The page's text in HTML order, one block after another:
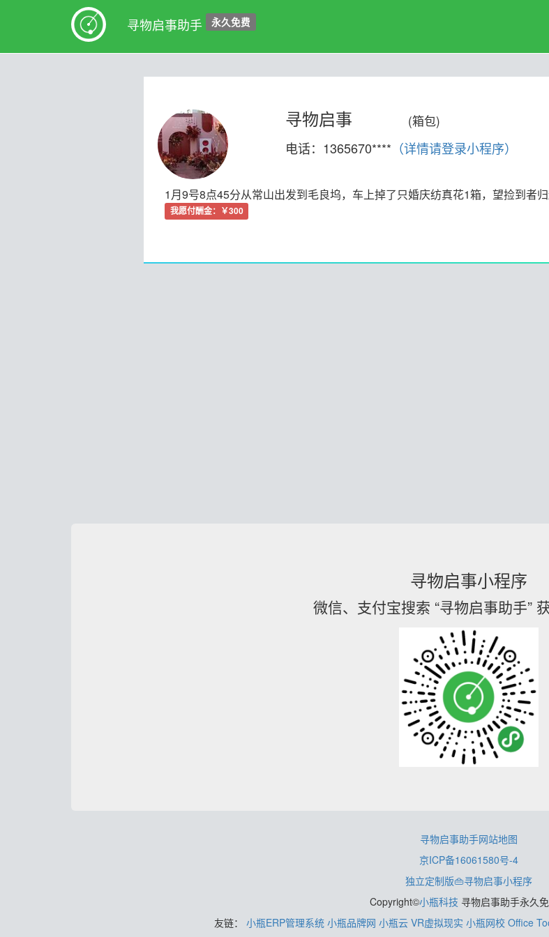
寻物启事助手 永久免费
寻物启事 (箱包)
电话：1365670**** （详情请登录小程序）
1月9号8点45分从常山出发到毛良坞，车上掉了只婚庆纺真花1箱，望捡到者
我愿付酬金：￥300
寻物启事小程序
微信、支付宝搜索 “寻物启事助手”
寻物启事助手网站地图
京ICP备16061580号-4
独立定制版👜寻物启事小程序
Copyright©小瓶科技 寻物启事助手永久免
友链： 小瓶ERP管理系统 小瓶品牌网 小瓶云 VR虚拟现实 小瓶网校 Office